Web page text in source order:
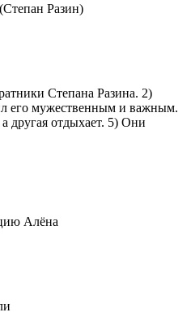
Разин)
Степана Разина. 2)
его мужественным и важным.
другая отдыхает. 5) Они
Алёна